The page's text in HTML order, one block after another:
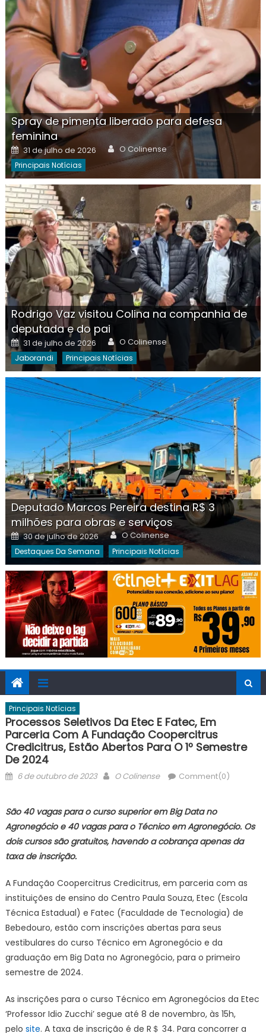
Spray de pimenta liberado para defesa
feminina
Posted
on
31 de julho de 2026 Author
O Colinense
Principais Notícias
Rodrigo Vaz visitou Colina na companhia de
deputada e do pai
Posted
on
31 de julho de 2026 Author
O Colinense
Jaborandi Principais Notícias
Deputado Marcos Pereira destina R$ 3
milhões para obras e serviços
Posted
on
30 de julho de 2026 Author
O Colinense
Destaques Da Semana Principais Notícias
Principais Notícias
Processos Seletivos Da Etec E Fatec, Em
Parceria Com A Fundação Coopercitrus
Credicitrus, Estão Abertos Para O 1º Semestre
De 2024
Posted
6 de outubro de 2023 Author
O Colinense Comment(0)
São 40 vagas para o curso superior em Big Data no
Agronegócio e 40 vagas para o Técnico em Agronegócio. Os
dois cursos são gratuitos, havendo a cobrança apenas da
taxa de inscrição.
A Fundação Coopercitrus Credicitrus, em parceria com as
instituições de ensino do Centro Paula Souza, Etec (Escola
Técnica Estadual) e Fatec (Faculdade de Tecnologia) de
Bebedouro, estão com inscrições abertas para seus
vestibulares do curso Técnico em Agronegócio e da
graduação em Big Data no Agronegócio, para o primeiro
semestre de 2024.
As inscrições para o curso Técnico em Agronegócios da Etec
‘Professor Idio Zucchi’ segue até 8 de novembro, às 15h,
pelo site. A taxa de inscrição é de R＄ 34. Para concorrer a